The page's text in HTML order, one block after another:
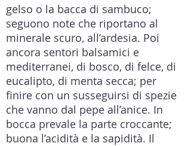
gelso o la bacca di sambuco;
seguono note che riportano al
minerale scuro, all’ardesia. Poi
ancora sentori balsamici e
mediterranei, di bosco, di felce, di
eucalipto, di menta secca; per
finire con un susseguirsi di spezie
che vanno dal pepe all’anice. In
bocca prevale la parte croccante;
buona l’acidità e la sapidità. Il